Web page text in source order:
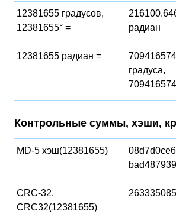
12381655 градусов,
12381655° =
радиан
12381655 радиан =
градуса,
Контрольные суммы, хэши,
MD-5 хэш(12381655)
CRC-32,
CRC32(12381655)